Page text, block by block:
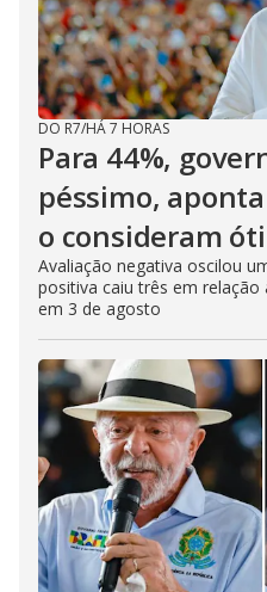
DO R7/HÁ 7 HORAS
Para 44%,
péssimo,
o consideram
Avaliação negativa oscilou
positiva caiu três em relação
em 3 de agosto